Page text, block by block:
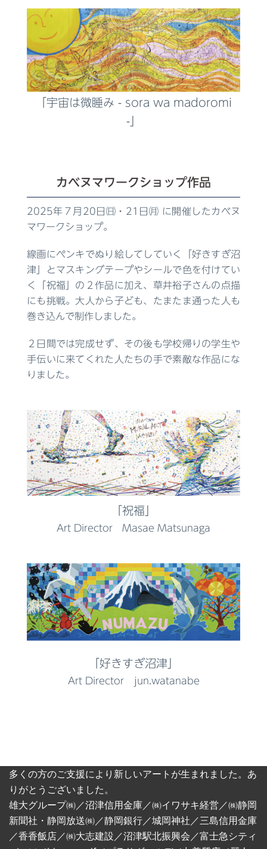
「宇宙は微睡み - sora wa madoromi
-」
カベヌマワークショップ作品
2025年７月20日㈰・21日㈪ に開催したカベヌ
マワークショップ。
線画にペンキでぬり絵してしていく「好きすぎ沼
津」とマスキングテープやシールで色を付けてい
く「祝福」の２作品に加え、草井裕子さんの点描
にも挑戦。大人から子ども、たまたま通った人も
巻き込んで制作しました。
２日間では完成せず、その後も学校帰りの学生や
手伝いに来てくれた人たちの手で素敵な作品にな
りました。
「祝福」
Art Director Masae Matsunaga
「好きすぎ沼津」
Art Director jun.watanabe
多くの方のご支援により新しいアートが生まれました。あ
りがとうございました。
雄⼤グループ㈱／沼津信⽤⾦庫／㈱イワサキ経営／㈱静岡
新聞社・静岡放送㈱／静岡銀⾏／城岡神社／三島信⽤⾦庫
／⾹⾹飯店／㈱⼤志建設／沼津駅北振興会／富⼠急シティ